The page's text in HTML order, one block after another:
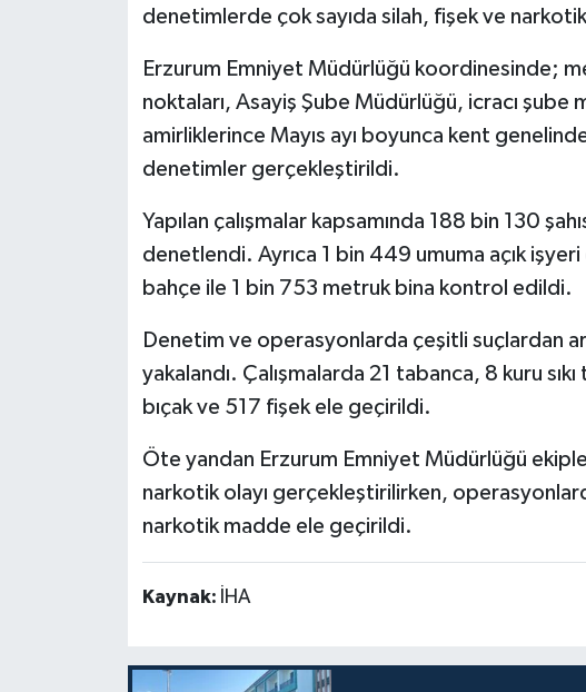
denetimlerde çok sayıda silah, fişek ve
Erzurum Emniyet Müdürlüğü koordinesinde;
noktaları, Asayiş Şube Müdürlüğü, icracı şube
amirliklerince Mayıs ayı boyunca kent
denetimler gerçekleştirildi.
Yapılan çalışmalar kapsamında 188 bin 130
denetlendi. Ayrıca 1 bin 449 umuma açık
bahçe ile 1 bin 753 metruk bina kontrol edildi.
Denetim ve operasyonlarda çeşitli suçlardan
yakalandı. Çalışmalarda 21 tabanca, 8 kuru
bıçak ve 517 fişek ele geçirildi.
Öte yandan Erzurum Emniyet Müdürlüğü
narkotik olayı gerçekleştirilirken,
narkotik madde ele geçirildi.
Kaynak: İHA